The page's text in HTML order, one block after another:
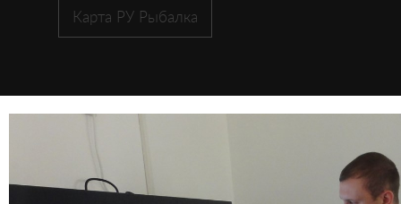
Карта РУ Рыбалка